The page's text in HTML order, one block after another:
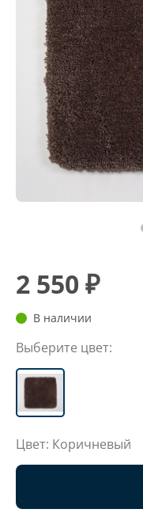
2 550 ₽
В наличии
Выберите цвет:
Цвет: Коричневый